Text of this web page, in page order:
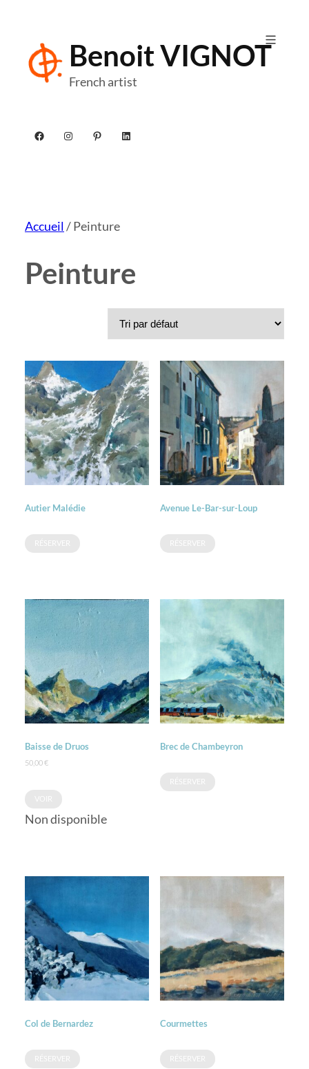
contenu
Benoit VIGNOT
French artist
Facebook
Instagram
Pinterest
LinkedIn
Accueil/ Peinture
Peinture
Autier Malédie Avenue Le-Bar-sur-Loup
Baisse de Druos
50,00€
Non disponible
Brec de Chambeyron
Col de Bernardez Courmettes